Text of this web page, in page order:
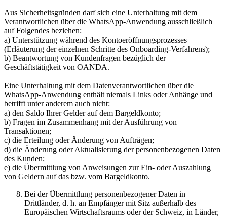
Aus Sicherheitsgründen darf sich eine Unterhaltung mit dem
Verantwortlichen über die WhatsApp-Anwendung ausschließlich
auf Folgendes beziehen:
a) Unterstützung während des Kontoeröffnungsprozesses
(Erläuterung der einzelnen Schritte des Onboarding-Verfahrens);
b) Beantwortung von Kundenfragen bezüglich der
Geschäftstätigkeit von OANDA.
Eine Unterhaltung mit dem Datenverantwortlichen über die
WhatsApp-Anwendung enthält niemals Links oder Anhänge und
betrifft unter anderem auch nicht:
a) den Saldo Ihrer Gelder auf dem Bargeldkonto;
b) Fragen im Zusammenhang mit der Ausführung von
Transaktionen;
c) die Erteilung oder Änderung von Aufträgen;
d) die Änderung oder Aktualisierung der personenbezogenen Daten
des Kunden;
e) die Übermittlung von Anweisungen zur Ein- oder Auszahlung
von Geldern auf das bzw. vom Bargeldkonto.
Bei der Übermittlung personenbezogener Daten in
Drittländer, d. h. an Empfänger mit Sitz außerhalb des
Europäischen Wirtschaftsraums oder der Schweiz, in Länder,